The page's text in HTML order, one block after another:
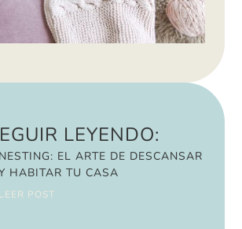
LEYENDO:
NESTING: EL ARTE DE DESCANSAR
HABITAR TU CASA
LEER POST